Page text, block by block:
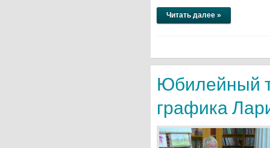
Читать далее »
Юбилейный
графика